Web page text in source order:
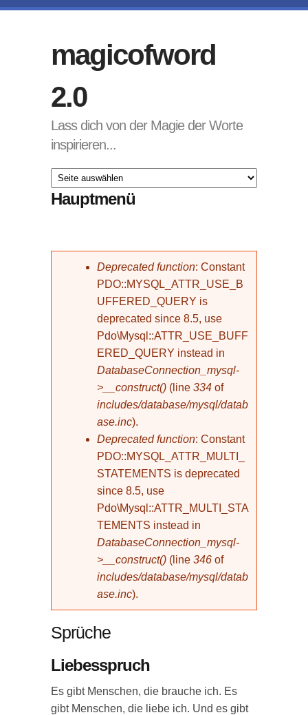
magicofword
2.0
Lass dich von der Magie der Worte
inspirieren...
Hauptmenü
Fehlermeldung
Deprecated function: Constant
PDO::MYSQL_ATTR_USE_B
UFFERED_QUERY is
deprecated since 8.5, use
Pdo\Mysql::ATTR_USE_BUFF
ERED_QUERY instead in
DatabaseConnection_mysql-
>__construct() (line 334 of
includes/database/mysql/datab
ase.inc).
Deprecated function: Constant
PDO::MYSQL_ATTR_MULTI_
STATEMENTS is deprecated
since 8.5, use
Pdo\Mysql::ATTR_MULTI_STA
TEMENTS instead in
DatabaseConnection_mysql-
>__construct() (line 346 of
includes/database/mysql/datab
ase.inc).
Sprüche
Liebesspruch
Es gibt Menschen, die brauche ich. Es
gibt Menschen, die liebe ich. Und es gibt